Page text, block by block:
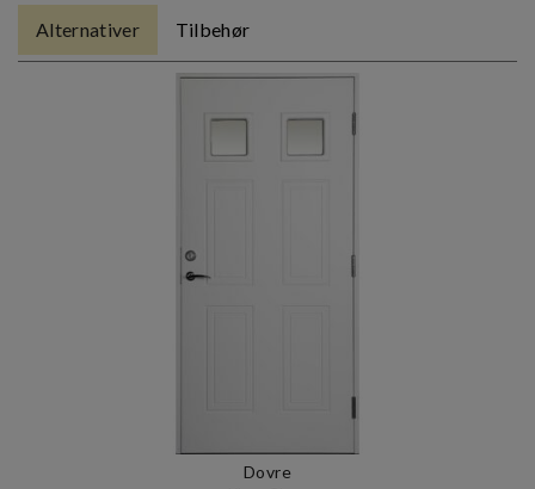
Alternativer Tilbehør
Dovre